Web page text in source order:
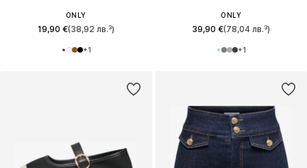
ONLY
19,90 €(38,92 лв.³)
+1
ONLY
39,90 €(78,04 лв.³)
+1